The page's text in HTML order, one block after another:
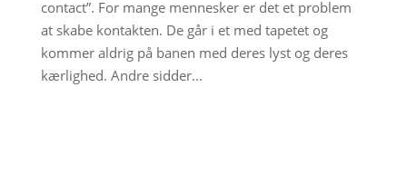
contact”. For mange mennesker er det et problem
at skabe kontakten. De går i et med tapetet og
kommer aldrig på banen med deres lyst og deres
kærlighed. Andre sidder...